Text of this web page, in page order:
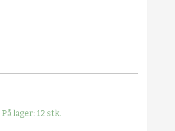
På lager: 12 stk.